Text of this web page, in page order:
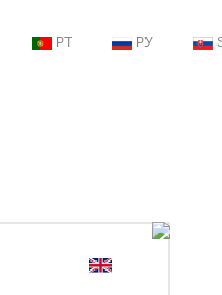
PT РУ